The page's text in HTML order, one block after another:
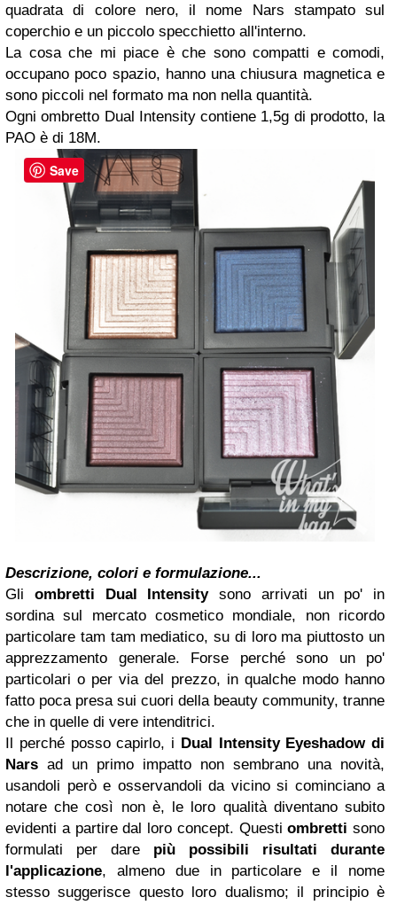
quadrata di colore nero, il nome Nars stampato sul
coperchio e un piccolo specchietto all'interno.
La cosa che mi piace è che sono compatti e comodi,
occupano poco spazio, hanno una chiusura magnetica e
sono piccoli nel formato ma non nella quantità.
Ogni ombretto Dual Intensity contiene 1,5g di prodotto, la
PAO è di 18M.
Descrizione, colori e formulazione...
Gli ombretti Dual Intensitysono arrivati un po' in
sordina sul mercato cosmetico mondiale, non ricordo
particolare tam tam mediatico, su di loro ma piuttosto un
apprezzamento generale. Forse perché sono un po'
particolari o per via del prezzo, in qualche modo hanno
fatto poca presa sui cuori della beauty community, tranne
che in quelle di vere intenditrici.
Il perché posso capirlo, i Dual Intensity Eyeshadow di
Nars ad un primo impatto non sembrano una novità,
usandoli però e osservandoli da vicino si cominciano a
notare che così non è, le loro qualità diventano subito
evidenti a partire dal loro concept. Questiombretti sono
formulati per dare più possibili risultati durante
l'applicazione, almeno due in particolare e il nome
stesso suggerisce questo loro dualismo; il principio è
Save